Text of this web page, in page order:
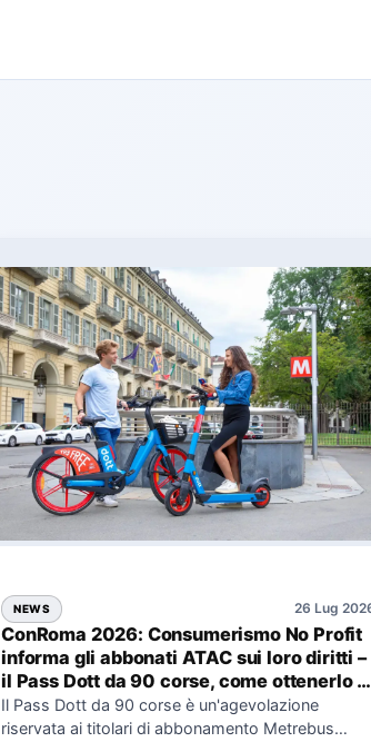
NEWS 26 Lug
ConRoma 2026: Consumerismo No Profit
informa gli abbonati ATAC sui loro diritti –
il Pass Dott da 90 corse, come ottenerlo e
cosa spetta in caso di disservizi
Il Pass Dott da 90 corse è un'agevolazione
riservata ai titolari di abbonamento Metrebus